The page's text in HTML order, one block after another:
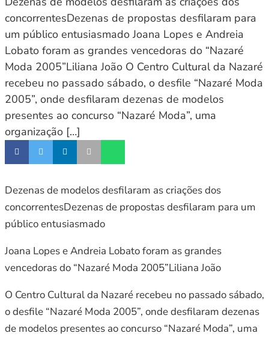
concorrentesDezenas de propostas desfilaram para
um público entusiasmado Joana Lopes e Andreia
Lobato foram as grandes vencedoras do “Nazaré
Moda 2005”Liliana João O Centro Cultural da Nazaré
recebeu no passado sábado, o desfile “Nazaré Moda
2005”, onde desfilaram dezenas de modelos
presentes ao concurso “Nazaré Moda”, uma
organização […]
Dezenas de modelos desfilaram as criações dos
concorrentesDezenas de propostas desfilaram para um
público entusiasmado
Joana Lopes e Andreia Lobato foram as grandes
vencedoras do “Nazaré Moda 2005”Liliana João
O Centro Cultural da Nazaré recebeu no passado sábado,
o desfile “Nazaré Moda 2005”, onde desfilaram dezenas
de modelos presentes ao concurso “Nazaré Moda”, uma